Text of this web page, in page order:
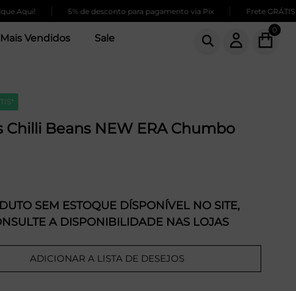
| 5% de desconto para pagamento via Pix | Frete GRÁTIS
Mais Vendidos Sale
0
Chilli Beans NEW ERA Chumbo
SEM ESTOQUE DÍSPONÍVEL NO SITE,
A DISPONIBILIDADE NAS LOJAS
ADICIONAR A LISTA DE DESEJOS